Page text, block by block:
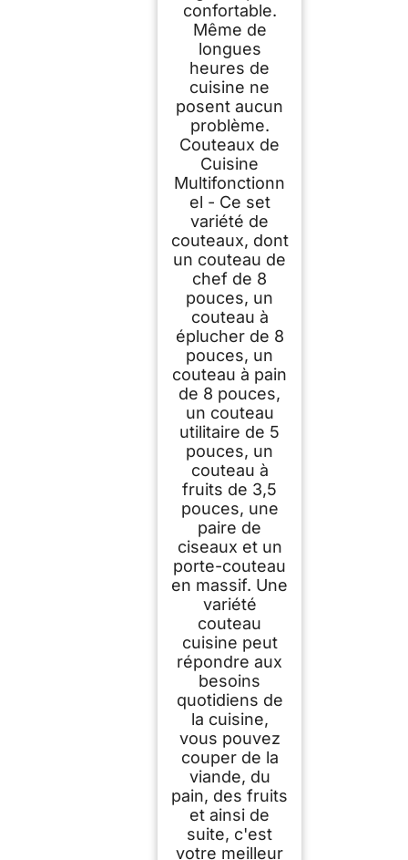
confortable.
Même de
longues
heures de
cuisine ne
posent aucun
problème.
Couteaux de
Cuisine
Multifonctionn
el - Ce set
variété de
couteaux, dont
un couteau de
chef de 8
pouces, un
couteau à
éplucher de 8
pouces, un
couteau à pain
de 8 pouces,
un couteau
utilitaire de 5
pouces, un
couteau à
fruits de 3,5
pouces, une
paire de
ciseaux et un
porte-couteau
en massif. Une
variété
couteau
cuisine peut
répondre aux
besoins
quotidiens de
la cuisine,
vous pouvez
couper de la
viande, du
pain, des fruits
et ainsi de
suite, c'est
votre meilleur